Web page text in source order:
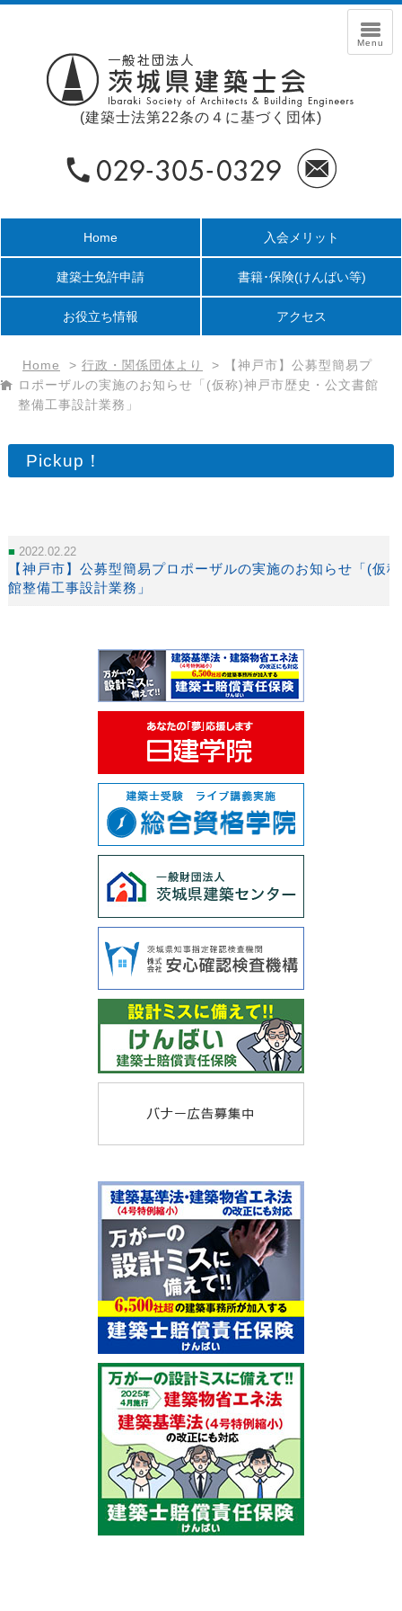
(建築士法第22条の４に基づく団体)
Home 入会メリット
建築士免許申請 書籍･保険(けんばい等)
お役立ち情報 アクセス
Home > 行政・関係団体より >
【神戸市】公募型簡易プ
ロポーザルの実施のお知らせ「(仮称)神戸市歴史・公文書館
整備工事設計業務」
Pickup！
2022.02.22
【神戸市】公募型簡易プロポーザルの実施のお知らせ「(仮
館整備工事設計業務」